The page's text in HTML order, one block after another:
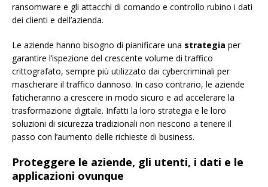
ransomware e gli attacchi di comando e controllo rubino i dati
dei clienti e dell’azienda.
Le aziende hanno bisogno di pianificare una strategia per
garantire l’ispezione del crescente volume di traffico
crittografato, sempre più utilizzato dai cybercriminali per
mascherare il traffico dannoso. In caso contrario, le aziende
faticheranno a crescere in modo sicuro e ad accelerare la
trasformazione digitale. Infatti la loro strategia e le loro
soluzioni di sicurezza tradizionali non riescono a tenere il
passo con l’aumento delle richieste di business.
Proteggere le aziende, gli utenti, i dati e le
applicazioni ovunque